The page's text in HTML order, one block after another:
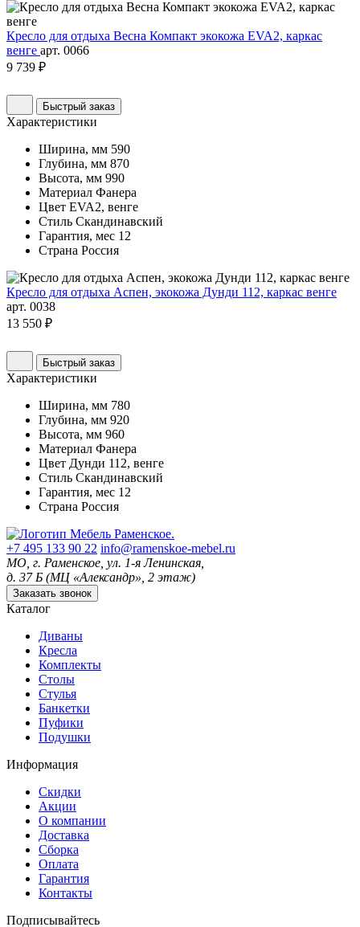
Кресло для отдыха Весна Компакт экокожа EVA2, каркас
венге арт. 0066
9 739 ₽
Быстрый заказ
Характеристики
Ширина, мм 590
Глубина, мм 870
Высота, мм 990
Материал Фанера
Цвет EVA2, венге
Стиль Скандинавский
Гарантия, мес 12
Страна Россия
Кресло для отдыха Аспен, экокожа Дунди 112, каркас венге
арт. 0038
13 550 ₽
Быстрый заказ
Характеристики
Ширина, мм 780
Глубина, мм 920
Высота, мм 960
Материал Фанера
Цвет Дунди 112, венге
Стиль Скандинавский
Гарантия, мес 12
Страна Россия
+7 495 133 90 22 info@ramenskoe-mebel.ru
МО, г. Раменское, ул. 1-я Ленинская,
д. 37 Б (МЦ «Александр», 2 этаж)
Заказать звонок
Каталог
Диваны
Кресла
Комплекты
Столы
Стулья
Банкетки
Пуфики
Подушки
Информация
Скидки
Акции
О компании
Доставка
Сборка
Оплата
Гарантия
Контакты
Подписывайтесь